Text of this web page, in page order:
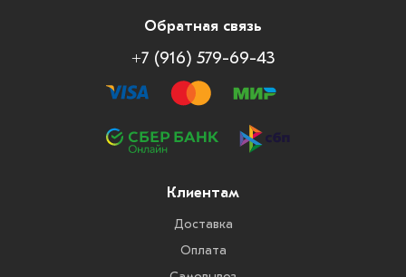
Обратная связь
+7 (916) 579-69-43
Клиентам
Доставка
Оплата